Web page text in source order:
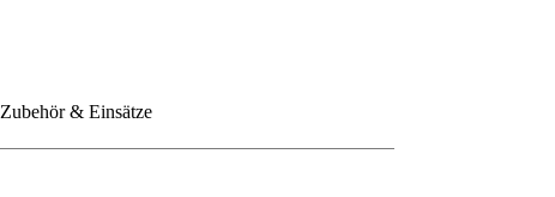
Zubehör & Einsätze